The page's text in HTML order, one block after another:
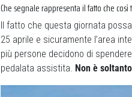
Che segnale rappresenta il fatto che
Il fatto che questa giornata
25 aprile e sicuramente l’area
più persone decidono di
pedalata assistita. Non è